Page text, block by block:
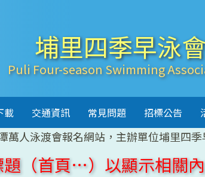
埔里四季早泳
Puli Four-season Swimming
載 交通資訊 常見問題 招標公告
萬人泳渡會報名網站，主辦單位埔里四
題（首頁…）以顯示相關